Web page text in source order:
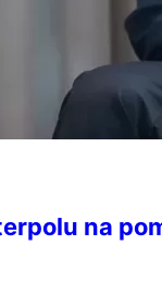
na